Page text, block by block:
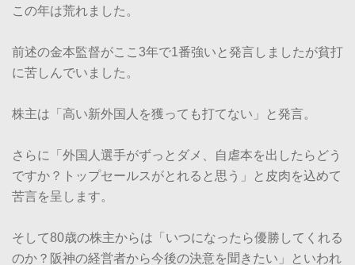
この年は荒れました。
前述の金本監督がここ3年で1番強いと発言しましたが貧打
に苦しんでいました。
株主は「高い新外国人を獲っても打てない」と発言。
さらに「外国人選手がずっとダメ、自虐本を出したらどう
ですか？トップセールスがとれると思う」と皮肉を込めて
苦言を呈します。
そして80歳の株主からは「いつになったら優勝してくれる
のか？阪神の経営者から今後の決意を聞きたい」といわれ